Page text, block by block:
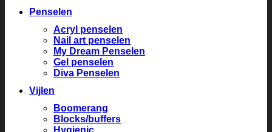
Penselen
Acryl penselen
Nail art penselen
My Dream Penselen
Gel penselen
Diva Penselen
Vijlen
Boomerang
Blocks/buffers
Hygienic